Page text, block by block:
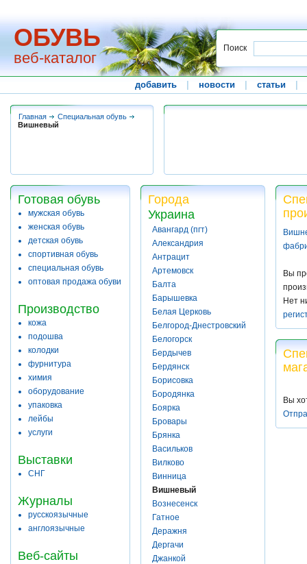
ОБУВЬ
веб-каталог
Поиск
добавить новости статьи
Главная
Специальная обувь
Вишневый
Готовая обувь
мужская обувь
женская обувь
детская обувь
спортивная обувь
специальная обувь
оптовая продажа обуви
Производство
кожа
подошва
колодки
фурнитура
химия
оборудование
упаковка
лейбы
услуги
Выставки
СНГ
Журналы
русскоязычные
англоязычные
Веб-сайты
Города
Украина
Авангард (пгт)
Александрия
Антрацит
Артемовск
Балта
Барышевка
Белая Церковь
Белгород-Днестровский
Белогорск
Бердычев
Бердянск
Борисовка
Бородянка
Боярка
Бровары
Брянка
Васильков
Вилково
Винница
Вишневый
Вознесенск
Гатное
Деражня
Дергачи
Джанкой
Вы
Нет
Вы